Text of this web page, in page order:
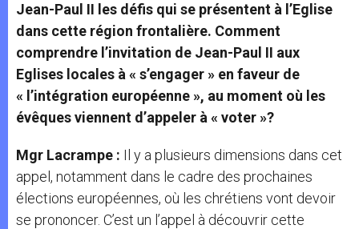
Jean-Paul II les défis qui se présentent à l’Eglise
dans cette région frontalière. Comment
comprendre l’invitation de Jean-Paul II aux
Eglises locales à « s’engager » en faveur de
« l’intégration européenne », au moment où les
évêques viennent d’appeler à « voter »?
Mgr Lacrampe : Il y a plusieurs dimensions dans cet
appel, notamment dans le cadre des prochaines
élections européennes, où les chrétiens vont devoir
se prononcer. C’est un l’appel à découvrir cette